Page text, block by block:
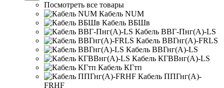
Посмотреть все товары
Кабель NUM
Кабель ВБШв
Кабель ВВГ-Пнг(А)-LS
Кабель ВВГнг(А)-FRLS
Кабель ВВГнг(А)-LS
Кабель КГВВнг(А)-LS
Кабель КГтп
Кабель ППГнг(А)-
FRHF